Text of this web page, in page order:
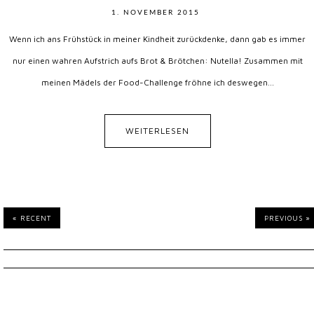
1. NOVEMBER 2015
Wenn ich ans Frühstück in meiner Kindheit zurückdenke, dann gab es immer
nur einen wahren Aufstrich aufs Brot & Brötchen: Nutella! Zusammen mit
meinen Mädels der Food-Challenge fröhne ich deswegen...
WEITERLESEN
« RECENT PREVIOUS »